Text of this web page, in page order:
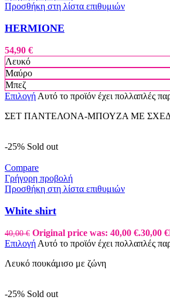
Προσθήκη στη λίστα επιθυμιών
HERMIONE
54,90 €
Λευκό
Μαύρο
Μπεζ
Επιλογή Αυτό το προϊόν έχει πολλαπλές
ΣΕΤ ΠΑΝΤΕΛΟΝΑ-ΜΠΟΥΖΑ ΜΕ
-25% Sold out
Compare
Γρήγορη προβολή
Προσθήκη στη λίστα επιθυμιών
White shirt
40,00€ Original price was: 40,00 €.30,00 €
Επιλογή Αυτό το προϊόν έχει πολλαπλές
Λευκό πουκάμισο με ζώνη
-25% Sold out